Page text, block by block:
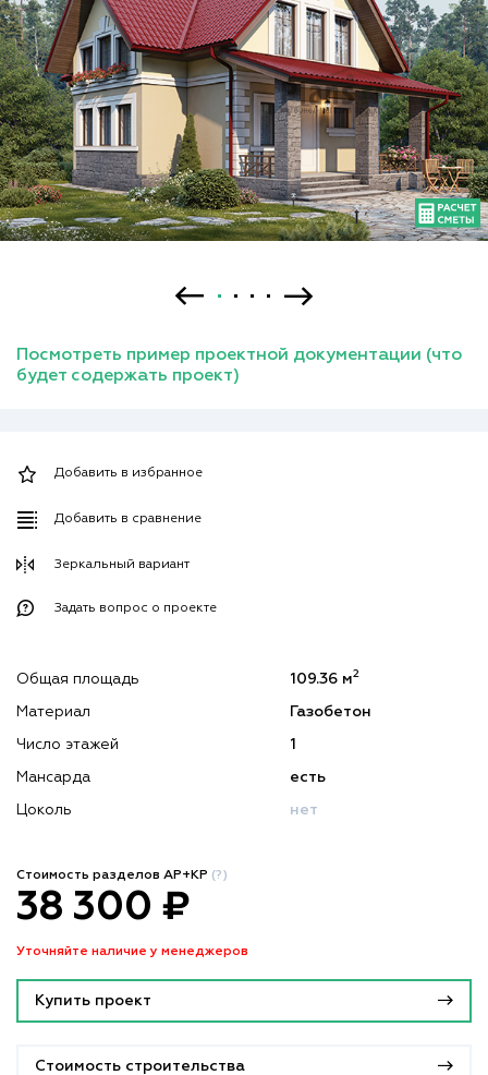
Посмотреть пример проектной документации (что
будет содержать проект)
Добавить в избранное
Добавить в сравнение
Зеркальный вариант
Задать вопрос о проекте
Общая площадь 109.36 м2
Материал Газобетон
Число этажей 1
Мансарда есть
Цоколь нет
Стоимость разделов АР+КР (?)
38 300 ₽
Уточняйте наличие у менеджеров
Купить проект
Стоимость строительства